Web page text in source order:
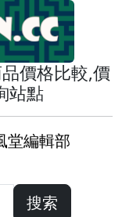
價格比較,價
站點
堂編輯部
搜索